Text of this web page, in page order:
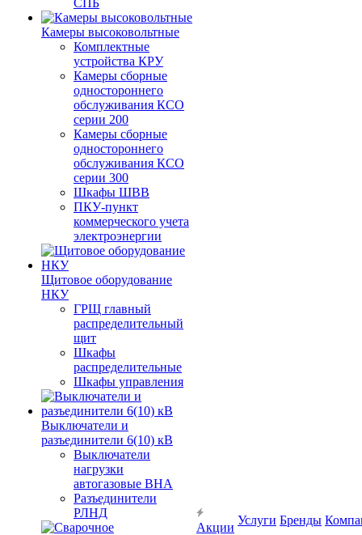
СПБ
Камеры высоковольтные
Комплектные
устройства КРУ
Камеры сборные
одностороннего
обслуживания КСО
серии 200
Камеры сборные
одностороннего
обслуживания КСО
серии 300
Шкафы ШВВ
ПКУ-пункт
коммерческого учета
электроэнергии
Щитовое оборудование
НКУ
ГРЩ главный
распределительный
щит
Шкафы
распределительные
Шкафы управления
Выключатели и
разъединители 6(10) кВ
Выключатели
нагрузки
автогазовые ВНА
Разъединители
РЛНД
Акции
Услуги Бренды